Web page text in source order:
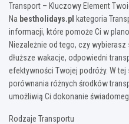
Transport – Kluczowy Element
Na bestholidays.pl kategoria
informacji, które pomoże Ci w
Niezależnie od tego, czy
dłuższe wakacje, odpowiedni
efektywności Twojej podróży. W
porównania różnych środków
umożliwią Ci dokonanie
Rodzaje Transportu